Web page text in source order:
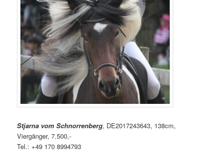
Stjarna vom Schnorrenberg, DE2017243643, 138cm,
Viergänger, 7.500,-
Tel.: +49 170 8994793